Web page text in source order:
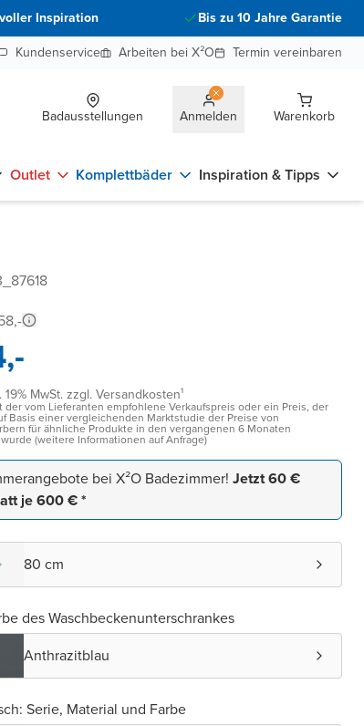
Inspiration
Bis zu 10 Jahre Garantie
Kundenservice
Arbeiten bei X²O Termin vereinbaren
Badausstellungen Anmelden Warenkorb
Outlet Komplettbäder Inspiration & Tipps
19% MwSt. zzgl. Versandkosten¹
der vom Lieferanten empfohlene Verkaufspreis oder ein Preis, der
Basis einer vergleichenden Marktstudie der Preise von
für ähnliche Produkte in den vergangenen 6 Monaten
(weitere Informationen auf Anfrage)
bei X²O Badezimmer! Jetzt 60 €
je 600 € *
80 cm
des Waschbeckenunterschrankes
Anthrazitblau
Serie, Material und Farbe